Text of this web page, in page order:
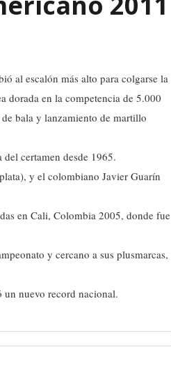
al escalón más alto para colgarse la
dorada en la competencia de 5.000
bala y lanzamiento de martillo
certamen desde 1965.
y el colombiano Javier Guarín
en Cali, Colombia 2005, donde fue
y cercano a sus plusmarcas,
un nuevo record nacional.